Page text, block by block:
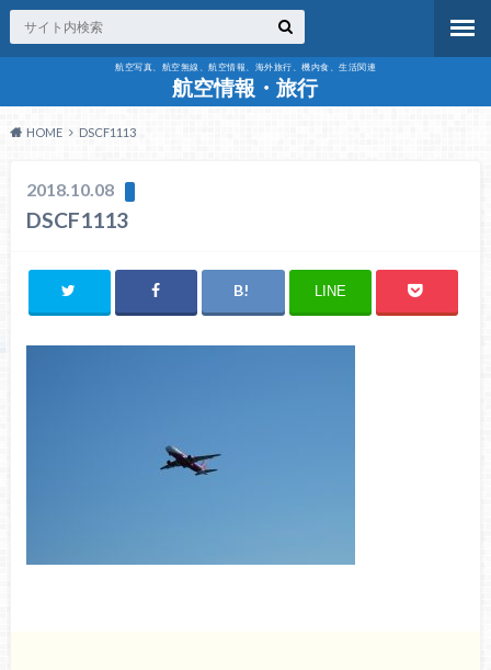
航空写真、航空無線、航空情報、海外旅行、機内食、生活関連
航空情報・旅行
HOME DSCF1113
2018.10.08
DSCF1113
LINE